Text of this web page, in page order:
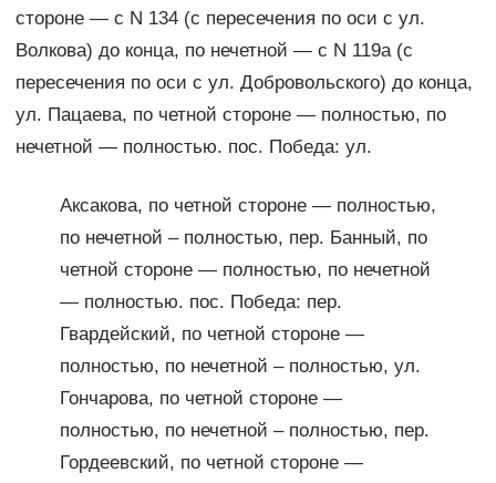
стороне — с N 134 (с пересечения по оси с ул.
Волкова) до конца, по нечетной — с N 119а (с
пересечения по оси с ул. Добровольского) до конца,
ул. Пацаева, по четной стороне — полностью, по
нечетной — полностью. пос. Победа: ул.
Аксакова, по четной стороне — полностью,
по нечетной – полностью, пер. Банный, по
четной стороне — полностью, по нечетной
— полностью. пос. Победа: пер.
Гвардейский, по четной стороне —
полностью, по нечетной – полностью, ул.
Гончарова, по четной стороне —
полностью, по нечетной – полностью, пер.
Гордеевский, по четной стороне —